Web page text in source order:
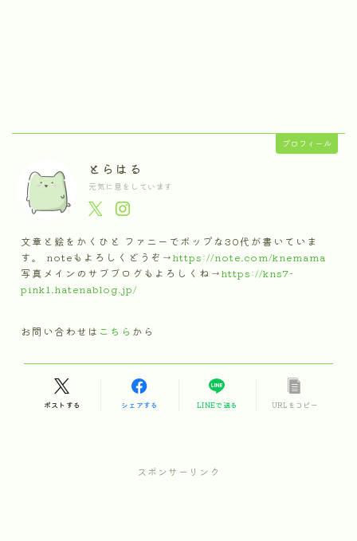
プロフィール
とらはる
元気に息をしています
文章と絵をかくひと ファニーでポップな30代が書いていま
す。 noteもよろしくどうぞ→https://note.com/knemama
写真メインのサブブログもよろしくね→https://kns7-
pink1.hatenablog.jp/
お問い合わせは こちら から
ポストする シェアする LINEで送る URLをコピー
スポンサーリンク